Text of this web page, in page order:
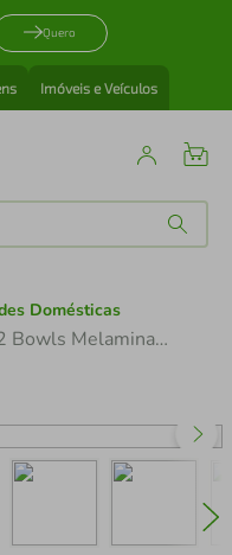
Quero
Imóveis e Veículos
Domésticas
Kit 12 Bowls Melamina 600ml Preto Tigela Wolff Class Sobremesa Cumbuca Porções